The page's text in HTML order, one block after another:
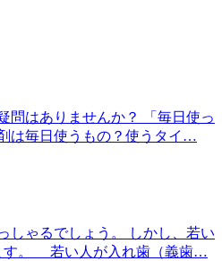
問はありませんか？ 「毎日使っ
は毎日使うもの？使うタイ…
ゃるでしょう。 しかし、若い
す。 若い人が入れ歯（義歯…